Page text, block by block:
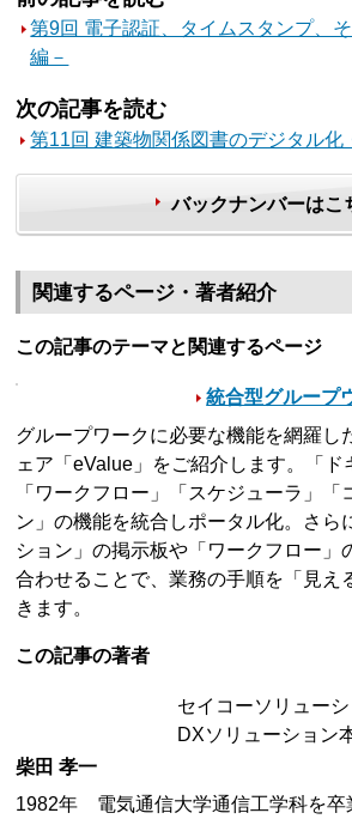
第9回 電子認証、タイムスタンプ、
編－
次の記事を読む
第11回 建築物関係図書のデジタル化
バックナンバーはこ
関連するページ・著者紹介
この記事のテーマと関連するページ
統合型グループ
グループワークに必要な機能を網羅し
ェア「eValue」をご紹介します。「ド
「ワークフロー」「スケジューラ」「
ン」の機能を統合しポータル化。さら
ション」の掲示板や「ワークフロー」
合わせることで、業務の手順を「見え
きます。
この記事の著者
セイコーソリュー
DXソリューショ
柴田 孝一
1982年 電気通信大学通信工学科を卒